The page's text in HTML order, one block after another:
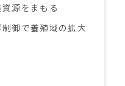
源をまもる
御で養殖域の拡大